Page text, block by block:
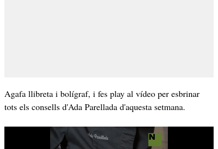
Agafa llibreta i bolígraf, i fes play al vídeo per esbrinar
tots els consells d'Ada Parellada d'aquesta setmana.